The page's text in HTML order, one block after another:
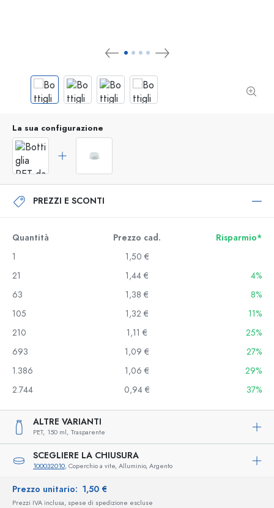
La sua configurazione
PREZZI E SCONTI
Quantità Prezzo cad.
Risparmio*
1
1,50 €
21
1,44 €
4%
63
1,38 €
8%
105
1,32 €
11%
210
1,11 €
25%
693
1,09 €
27%
1.386
1,06 €
29%
2.744
0,94 € 37%
ALTRE VARIANTI
PET, 150 ml, Trasparente
SCEGLIERE LA CHIUSURA
100032010, Coperchio a vite, Alluminio, Argento
Prezzo unitario: 1,50 €
Prezzi IVA inclusa, spese di spedizione escluse